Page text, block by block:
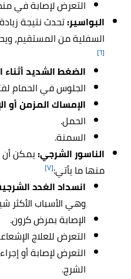
التعرض لإصابة في
البواسير:تحدث نتيجة
السفلية من المستقيم،
[٦]
الضغط الشديد أثناء
الجلوس في الحمام
الإمساك المزمن أو
الحمل.
السمنة.
الناسور الشرجي:يمكن أن
منها ما يأتي:[٧]
انسداد الغدد
وهي الأسباب الأكثر
الإصابةبمرض كرون.
التعرض للعلاج
التعرض لإصابة أو
الشرج.